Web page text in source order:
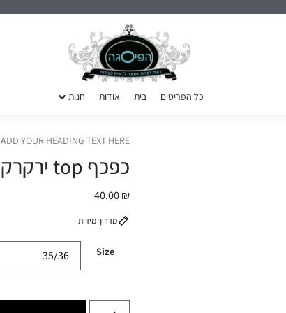
כל הפריטים בית אודות חנות
ADD YOUR HEADING TEXT HERE
כפכף top ירקרק -havaianas
40.00₪
מדריך מידות
Size